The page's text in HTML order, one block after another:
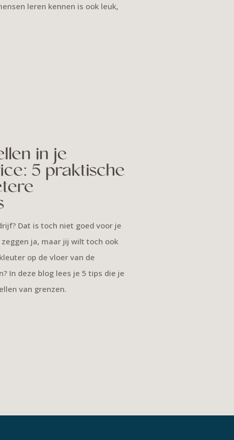
leren kennen is ook leuk,
in je
5 praktische
Dat is toch niet goed voor je
ja, maar jij wilt toch ook
op de vloer van de
In deze blog lees je 5 tips die je
van grenzen.